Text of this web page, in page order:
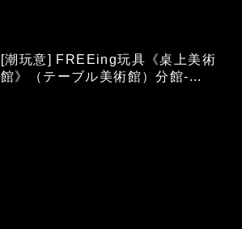
[潮玩意] FREEing玩具《桌上美術
館》（テーブル美術館）分館-...